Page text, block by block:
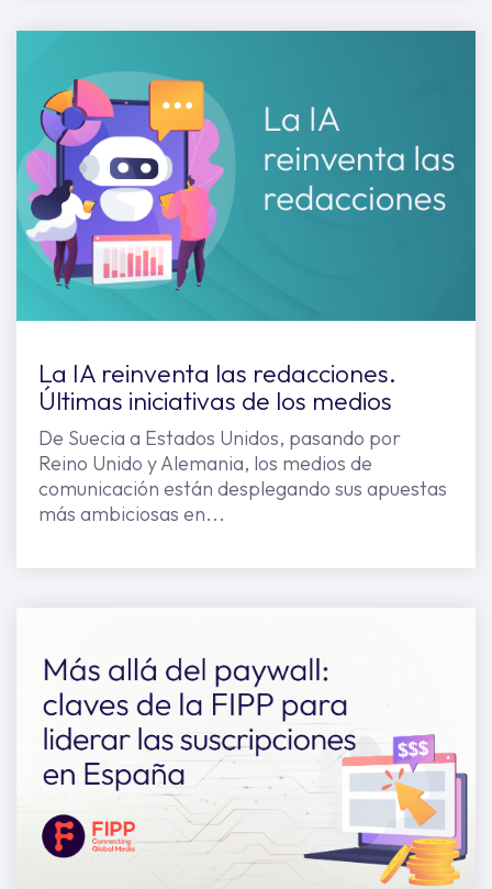
La IA reinventa las redacciones.
Últimas iniciativas de los medios
De Suecia a Estados Unidos, pasando por
Reino Unido y Alemania, los medios de
comunicación están desplegando sus apuestas
más ambiciosas en...